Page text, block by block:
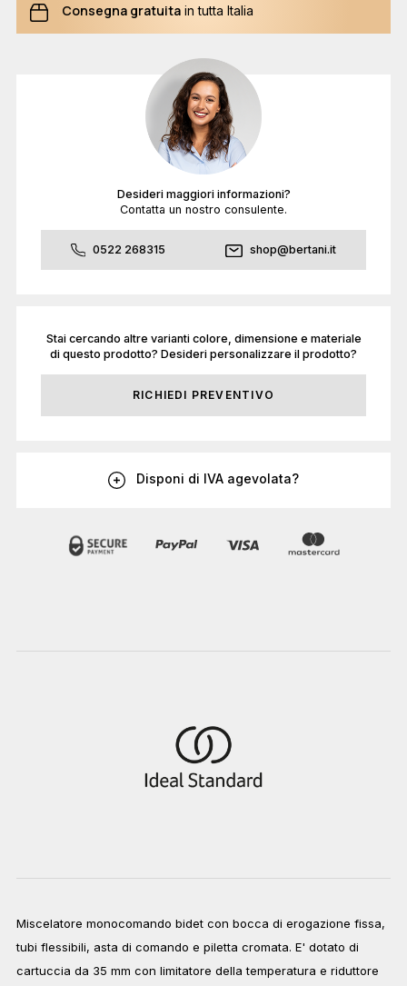
Consegna gratuita in tutta Italia
Desideri maggiori informazioni?
Contatta un nostro consulente.
0522 268315 shop@bertani.it
Stai cercando altre varianti colore, dimensione e materiale
di questo prodotto? Desideri personalizzare il prodotto?
RICHIEDI PREVENTIVO
Disponi di IVA agevolata?
Miscelatore monocomando bidet con bocca di erogazione fissa,
tubi flessibili, asta di comando e piletta cromata. E' dotato di
cartuccia da 35 mm con limitatore della temperatura e riduttore